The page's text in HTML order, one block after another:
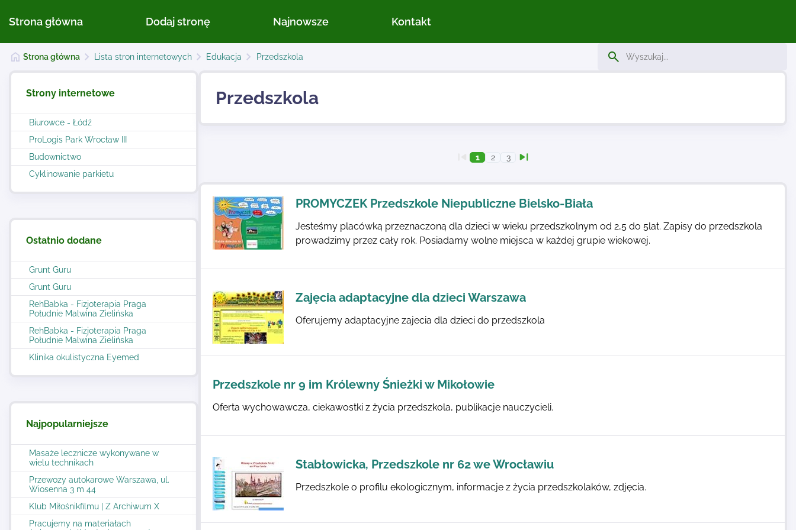
Strona główna Dodaj stronę Najnowsze Kontakt
Strona główna Lista stron internetowych Edukacja Przedszkola
Strony internetowe
Biurowce - Łódź
ProLogis Park Wrocław III
Budownictwo
Cyklinowanie parkietu
Ostatnio dodane
Grunt Guru
Grunt Guru
RehBabka - Fizjoterapia Praga
Południe Malwina Zielińska
RehBabka - Fizjoterapia Praga
Południe Malwina Zielińska
Klinika okulistyczna Eyemed
Najpopularniejsze
Masaże lecznicze wykonywane w
wielu technikach
Przewozy autokarowe Warszawa, ul.
Wiosenna 3 m 44
Klub Miłośnikfilmu | Z Archiwum X
Pracujemy na materiałach
Przedszkola
1 2 3
PROMYCZEK Przedszkole Niepubliczne Bielsko-Biała
Jesteśmy placówką przeznaczoną dla dzieci w wieku przedszkolnym od 2,5 do 5lat. Zapisy do przedszkola
prowadzimy przez cały rok. Posiadamy wolne miejsca w każdej grupie wiekowej.
Zajęcia adaptacyjne dla dzieci Warszawa
Oferujemy adaptacyjne zajecia dla dzieci do przedszkola
Przedszkole nr 9 im Królewny Śnieżki w Mikołowie
Oferta wychowawcza, ciekawostki z życia przedszkola, publikacje nauczycieli.
Stabłowicka, Przedszkole nr 62 we Wrocławiu
Przedszkole o profilu ekologicznym, informacje z życia przedszkolaków, zdjęcia.